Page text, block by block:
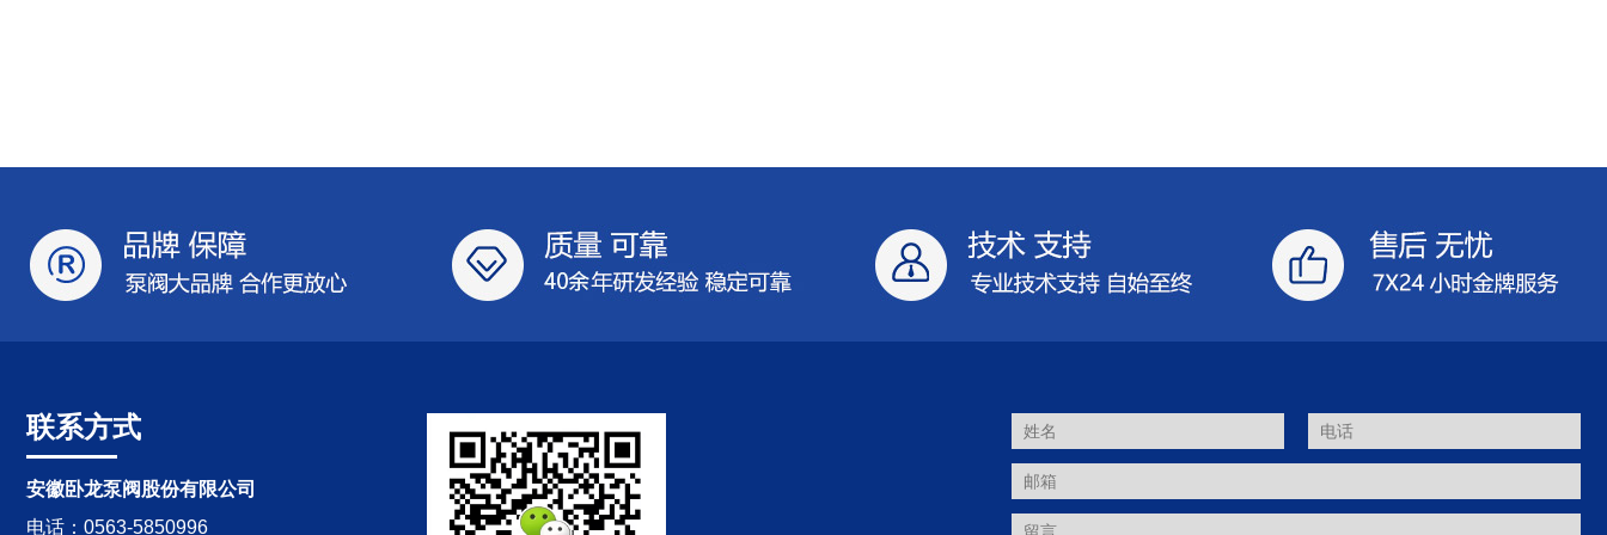
联系方式
安徽卧龙泵阀股份有限公司
电话：0563-5850996